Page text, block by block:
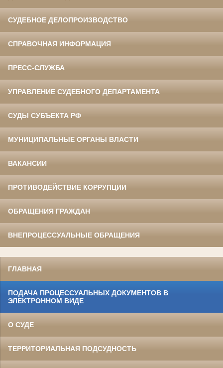
СУДЕБНОЕ ДЕЛОПРОИЗВОДСТВО
СПРАВОЧНАЯ ИНФОРМАЦИЯ
ПРЕСС-СЛУЖБА
УПРАВЛЕНИЕ СУДЕБНОГО ДЕПАРТАМЕНТА
СУДЫ СУБЪЕКТА РФ
МУНИЦИПАЛЬНЫЕ ОРГАНЫ ВЛАСТИ
ВАКАНСИИ
ПРОТИВОДЕЙСТВИЕ КОРРУПЦИИ
ОБРАЩЕНИЯ ГРАЖДАН
ВНЕПРОЦЕССУАЛЬНЫЕ ОБРАЩЕНИЯ
ГЛАВНАЯ
ПОДАЧА ПРОЦЕССУАЛЬНЫХ ДОКУМЕНТОВ В
ЭЛЕКТРОННОМ ВИДЕ
О СУДЕ
ТЕРРИТОРИАЛЬНАЯ ПОДСУДНОСТЬ